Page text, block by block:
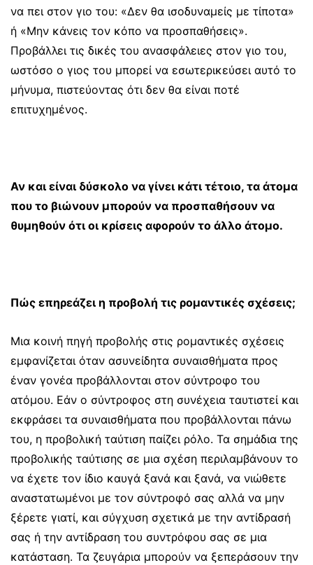
να πει στον γιο του: «Δεν θα ισοδυναμείς με τίποτα»
ή «Μην κάνεις τον κόπο να προσπαθήσεις».
Προβάλλει τις δικές του ανασφάλειες στον γιο του,
ωστόσο ο γιος του μπορεί να εσωτερικεύσει αυτό το
μήνυμα, πιστεύοντας ότι δεν θα είναι ποτέ
επιτυχημένος.
Αν και είναι δύσκολο να γίνει κάτι τέτοιο, τα άτομα
που το βιώνουν μπορούν να προσπαθήσουν να
θυμηθούν ότι οι κρίσεις αφορούν το άλλο άτομο.
Πώς επηρεάζει η προβολή τις ρομαντικές σχέσεις;
Μια κοινή πηγή προβολής στις ρομαντικές σχέσεις
εμφανίζεται όταν ασυνείδητα συναισθήματα προς
έναν γονέα προβάλλονται στον σύντροφο του
ατόμου. Εάν ο σύντροφος στη συνέχεια ταυτιστεί και
εκφράσει τα συναισθήματα που προβάλλονται πάνω
του, η προβολική ταύτιση παίζει ρόλο. Τα σημάδια της
προβολικής ταύτισης σε μια σχέση περιλαμβάνουν το
να έχετε τον ίδιο καυγά ξανά και ξανά, να νιώθετε
αναστατωμένοι με τον σύντροφό σας αλλά να μην
ξέρετε γιατί, και σύγχυση σχετικά με την αντίδρασή
σας ή την αντίδραση του συντρόφου σας σε μια
κατάσταση. Τα ζευγάρια μπορούν να ξεπεράσουν την